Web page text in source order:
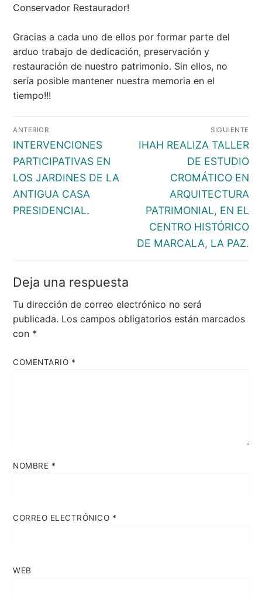
Conservador Restaurador!
Gracias a cada uno de ellos por formar parte del
arduo trabajo de dedicación, preservación y
restauración de nuestro patrimonio. Sin ellos, no
sería posible mantener nuestra memoria en el
tiempo!!!
Navegación
de
entradas
ANTERIOR
Entrada
anterior:
INTERVENCIONES
PARTICIPATIVAS EN
LOS JARDINES DE LA
ANTIGUA CASA
PRESIDENCIAL.
SIGUIENTE
Entrada
IHAH REALIZA TALLER
DE ESTUDIO
CROMÁTICO EN
ARQUITECTURA
PATRIMONIAL, EN EL
CENTRO HISTÓRICO
DE MARCALA, LA PAZ.
Deja una respuesta
Tu dirección de correo electrónico no será
publicada. Los campos obligatorios están marcados
con *
COMENTARIO *
NOMBRE *
CORREO ELECTRÓNICO *
WEB